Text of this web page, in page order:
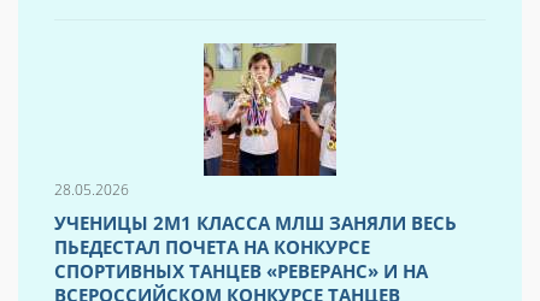
28.05.2026
УЧЕНИЦЫ 2М1 КЛАССА МЛШ ЗАНЯЛИ ВЕСЬ
ПЬЕДЕСТАЛ ПОЧЕТА НА КОНКУРСЕ
СПОРТИВНЫХ ТАНЦЕВ «РЕВЕРАНС» И НА
ВСЕРОССИЙСКОМ КОНКУРСЕ ТАНЦЕВ